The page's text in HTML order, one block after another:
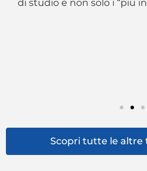
di studio e non solo i “più
Scopri tutte le altre